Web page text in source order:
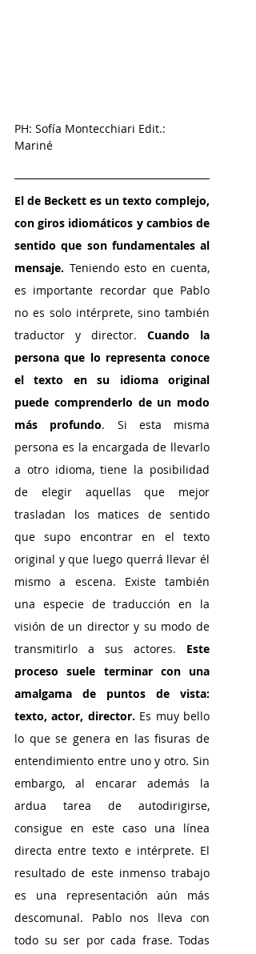
PH: Sofía Montecchiari Edit.:
Mariné
El de Beckett es un texto complejo,
con giros idiomáticos y cambios de
sentido que son fundamentales al
mensaje. Teniendo esto en cuenta,
es importante recordar que Pablo
no es solo intérprete, sino también
traductor y director. Cuando la
persona que lo representa conoce
el texto en su idioma original
puede comprenderlo de un modo
más profundo. Si esta misma
persona es la encargada de llevarlo
a otro idioma, tiene la posibilidad
de elegir aquellas que mejor
trasladan los matices de sentido
que supo encontrar en el texto
original y que luego querrá llevar él
mismo a escena. Existe también
una especie de traducción en la
visión de un director y su modo de
transmitirlo a sus actores. Este
proceso suele terminar con una
amalgama de puntos de vista:
texto, actor, director. Es muy bello
lo que se genera en las fisuras de
entendimiento entre uno y otro. Sin
embargo, al encarar además la
ardua tarea de autodirigirse,
consigue en este caso una línea
directa entre texto e intérprete. El
resultado de este inmenso trabajo
es una representación aún más
descomunal. Pablo nos lleva con
todo su ser por cada frase. Todas